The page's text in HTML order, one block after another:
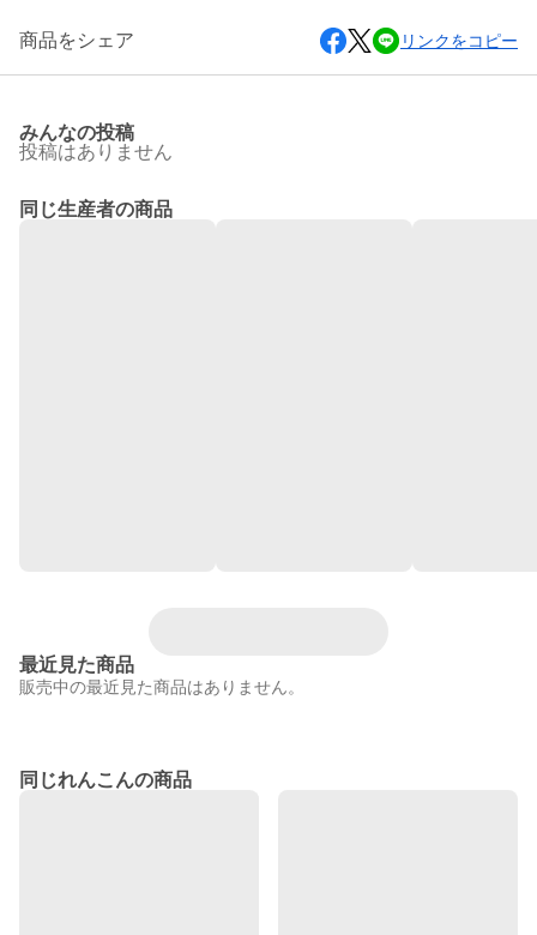
商品をシェア リンクをコピー
みんなの投稿
投稿はありません
同じ生産者の商品
最近見た商品
販売中の最近見た商品はありません。
同じれんこんの商品